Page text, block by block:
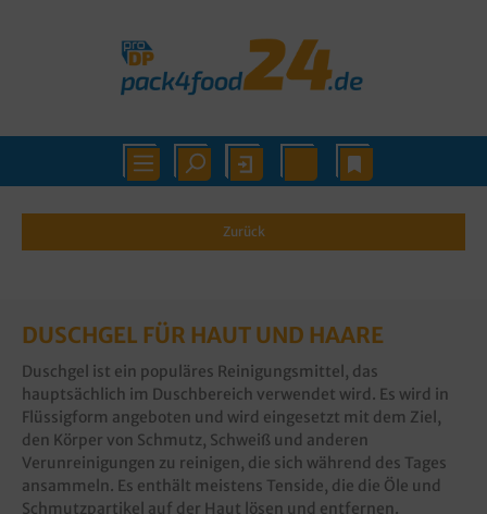
Zurück
DUSCHGEL FÜR HAUT UND HAARE
Duschgel ist ein populäres Reinigungsmittel, das
hauptsächlich im Duschbereich verwendet wird. Es wird in
Flüssigform angeboten und wird eingesetzt mit dem Ziel,
den Körper von Schmutz, Schweiß und anderen
Verunreinigungen zu reinigen, die sich während des Tages
ansammeln. Es enthält meistens Tenside, die die Öle und
Schmutzpartikel auf der Haut lösen und entfernen.